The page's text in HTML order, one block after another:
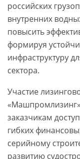
российских
внутренних
повысить
формируя
инфраструктуру
сектора.
Участие
заказчикам
гибких
серийному
развитию